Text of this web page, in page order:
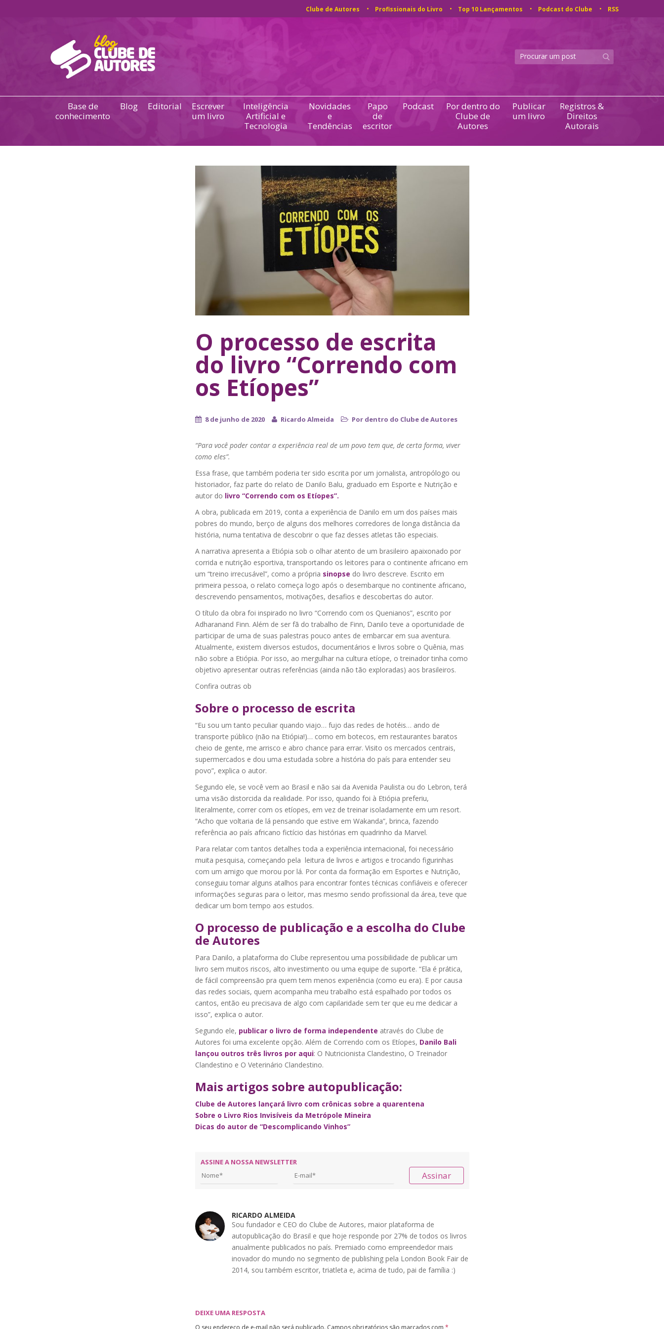
Clube de Autores Profissionais do Livro Top 10 Lançamentos Podcast do Clube RSS
Base de
conhecimento
Blog Editorial
Escrever
um livro
Inteligência
Artificial e
Tecnologia
Novidades
e
Tendências
Papo
de
escritor
Podcast
Por dentro do
Clube de
Autores
Publicar
um livro
Registros &
Direitos
Autorais
O processo de escrita
do livro “Correndo com
os Etíopes”
8 de junho de 2020 Ricardo Almeida Por dentro do Clube de Autores
“Para você poder contar a experiência real de um povo tem que, de certa forma, viver
como eles”.
Essa frase, que também poderia ter sido escrita por um jornalista, antropólogo ou
historiador, faz parte do relato de Danilo Balu, graduado em Esporte e Nutrição e
autor do livro “Correndo com os Etíopes”.
A obra, publicada em 2019, conta a experiência de Danilo em um dos países mais
pobres do mundo, berço de alguns dos melhores corredores de longa distância da
história, numa tentativa de descobrir o que faz desses atletas tão especiais.
A narrativa apresenta a Etiópia sob o olhar atento de um brasileiro apaixonado por
corrida e nutrição esportiva, transportando os leitores para o continente africano em
um “treino irrecusável”, como a própria sinopse do livro descreve. Escrito em
primeira pessoa, o relato começa logo após o desembarque no continente africano,
descrevendo pensamentos, motivações, desafios e descobertas do autor.
O título da obra foi inspirado no livro “Correndo com os Quenianos”, escrito por
Adharanand Finn. Além de ser fã do trabalho de Finn, Danilo teve a oportunidade de
participar de uma de suas palestras pouco antes de embarcar em sua aventura.
Atualmente, existem diversos estudos, documentários e livros sobre o Quênia, mas
não sobre a Etiópia. Por isso, ao mergulhar na cultura etíope, o treinador tinha como
objetivo apresentar outras referências (ainda não tão exploradas) aos brasileiros.
Confira outras ob
Sobre o processo de escrita
“Eu sou um tanto peculiar quando viajo… fujo das redes de hotéis… ando de
transporte público (não na Etiópia!)… como em botecos, em restaurantes baratos
cheio de gente, me arrisco e abro chance para errar. Visito os mercados centrais,
supermercados e dou uma estudada sobre a história do país para entender seu
povo”, explica o autor.
Segundo ele, se você vem ao Brasil e não sai da Avenida Paulista ou do Lebron, terá
uma visão distorcida da realidade. Por isso, quando foi à Etiópia preferiu,
literalmente, correr com os etíopes, em vez de treinar isoladamente em um resort.
“Acho que voltaria de lá pensando que estive em Wakanda”, brinca, fazendo
referência ao país africano fictício das histórias em quadrinho da Marvel.
Para relatar com tantos detalhes toda a experiência internacional, foi necessário
muita pesquisa, começando pela leitura de livros e artigos e trocando figurinhas
com um amigo que morou por lá. Por conta da formação em Esportes e Nutrição,
conseguiu tomar alguns atalhos para encontrar fontes técnicas confiáveis e oferecer
informações seguras para o leitor, mas mesmo sendo profissional da área, teve que
dedicar um bom tempo aos estudos.
O processo de publicação e a escolha do Clube
de Autores
Para Danilo, a plataforma do Clube representou uma possibilidade de publicar um
livro sem muitos riscos, alto investimento ou uma equipe de suporte. “Ela é prática,
de fácil compreensão pra quem tem menos experiência (como eu era). E por causa
das redes sociais, quem acompanha meu trabalho está espalhado por todos os
cantos, então eu precisava de algo com capilaridade sem ter que eu me dedicar a
isso”, explica o autor.
Segundo ele, publicar o livro de forma independente através do Clube de
Autores foi uma excelente opção. Além de Correndo com os Etíopes, Danilo Bali
lançou outros três livros por aqui: O Nutricionista Clandestino, O Treinador
Clandestino e O Veterinário Clandestino.
Mais artigos sobre autopublicação:
Clube de Autores lançará livro com crônicas sobre a quarentena
Sobre o Livro Rios Invisíveis da Metrópole Mineira
Dicas do autor de “Descomplicando Vinhos”
ASSINE A NOSSA NEWSLETTER
Assinar
RICARDO ALMEIDA
Sou fundador e CEO do Clube de Autores, maior plataforma de
autopublicação do Brasil e que hoje responde por 27% de todos os livros
anualmente publicados no país. Premiado como empreendedor mais
inovador do mundo no segmento de publishing pela London Book Fair de
2014, sou também escritor, triatleta e, acima de tudo, pai de família :)
DEIXE UMA RESPOSTA